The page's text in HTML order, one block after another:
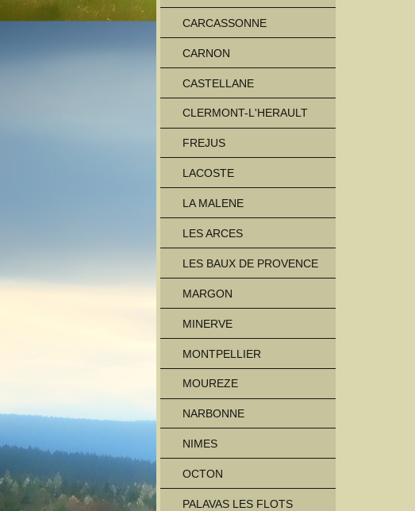
CARCASSONNE
CARNON
CASTELLANE
CLERMONT-L'HERAULT
FREJUS
LACOSTE
LA MALENE
LES ARCES
LES BAUX DE PROVENCE
MARGON
MINERVE
MONTPELLIER
MOUREZE
NARBONNE
NIMES
OCTON
PALAVAS LES FLOTS